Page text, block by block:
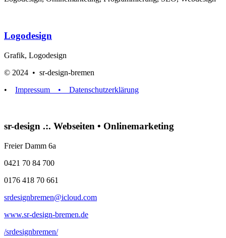
Logodesign
Grafik, Logodesign
© 2024 • sr-design-bremen
• Impressum • Datenschutzerklärung
sr-design .:. Webseiten • Onlinemarketing
Freier Damm 6a
0421 70 84 700
0176 418 70 661
srdesignbremen@icloud.com
www.sr-design-bremen.de
/srdesignbremen/